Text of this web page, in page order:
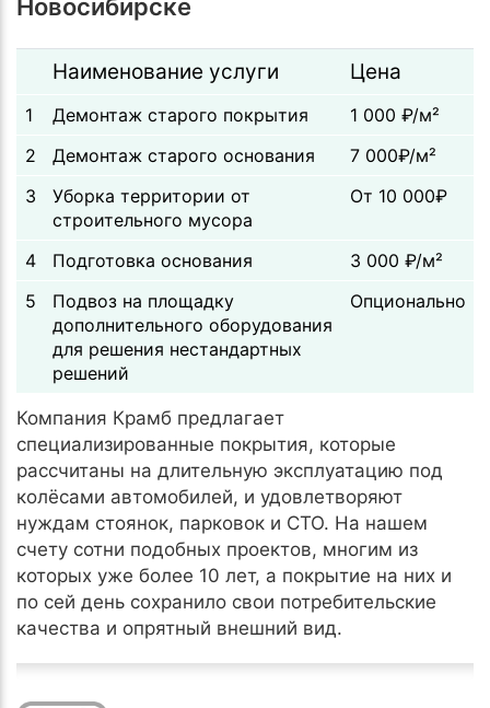
Новосибирске
Наименование услуги Цена
1 Демонтаж старого покрытия
1 000 ₽/м²
2
Демонтаж старого основания
7 000₽/м²
3
Уборка территории от
строительного мусора
От 10 000₽
4 Подготовка основания
3 000 ₽/м²
5
Подвоз на площадку
дополнительного оборудования
для решения нестандартных
решений
Опционально
Компания Крамб предлагает
специализированные покрытия, которые
рассчитаны на длительную эксплуатацию под
колёсами автомобилей, и удовлетворяют
нуждам стоянок, парковок и СТО. На нашем
счету сотни подобных проектов, многим из
которых уже более 10 лет, а покрытие на них и
по сей день сохранило свои потребительские
качества и опрятный внешний вид.